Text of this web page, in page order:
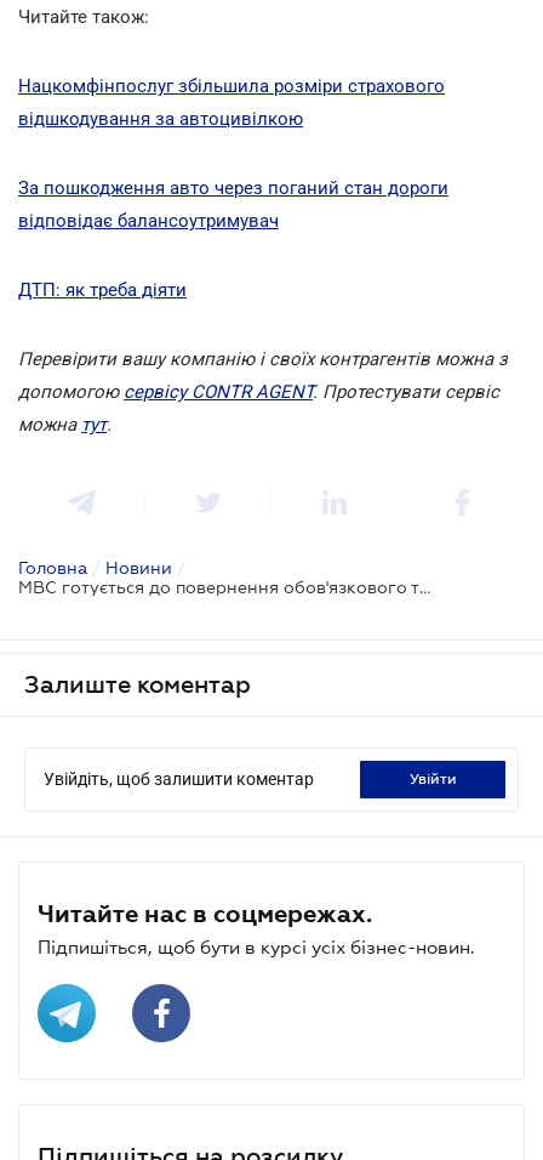
Читайте також:
Нацкомфінпослуг збільшила розміри страхового
відшкодування за автоцивілкою
За пошкодження авто через поганий стан дороги
відповідає балансоутримувач
ДТП: як треба діяти
Перевірити вашу компанію і своїх контрагентів можна з
допомогою сервісу CONTR AGENT. Протестувати сервіс
можна тут.
Головна / Новини /
МВС готується до повернення обов'язкового техогляду автомобілів
Залиште коментар
Увійдіть, щоб залишити коментар увійти
Читайте нас в соцмережах.
Підпишіться, щоб бути в курсі усіх бізнес-новин.